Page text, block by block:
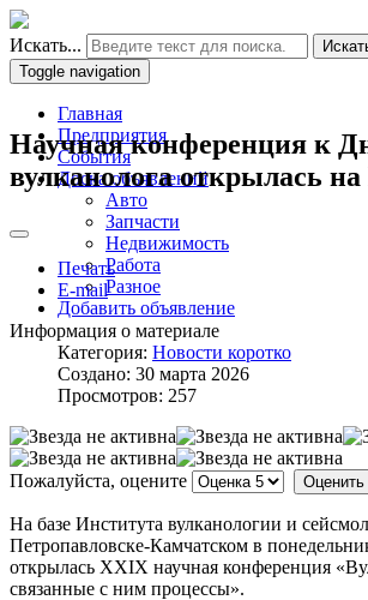
Искать...
Toggle navigation
Главная
Предприятия
События
Доска объявлений
Авто
Запчасти
Недвижимость
Работа
Разное
Добавить объявление
Научная конференция к
вулканолога открылась
Печать
E-mail
Информация о материале
Категория: Новости коротко
Создано: 30 марта 2026
Просмотров: 257
Пожалуйста, оцените
На базе Института вулканологии и
Петропавловске-Камчатском в
открылась XXIХ научная конференция
связанные с ним процессы».